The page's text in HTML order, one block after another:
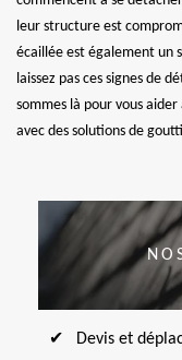
leur structure est
écaillée est également un
laissez pas ces signes de
sommes là pour vous
avec des solutions de
Devis et